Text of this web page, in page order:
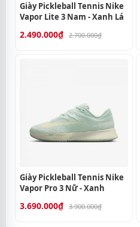
Giày Pickleball Tennis Nike
Vapor Lite 3 Nam - Xanh Lá
2.490.000₫ 2.700.000₫
Giày Pickleball Tennis Nike
Vapor Pro 3 Nữ - Xanh
3.690.000₫ 3.900.000₫